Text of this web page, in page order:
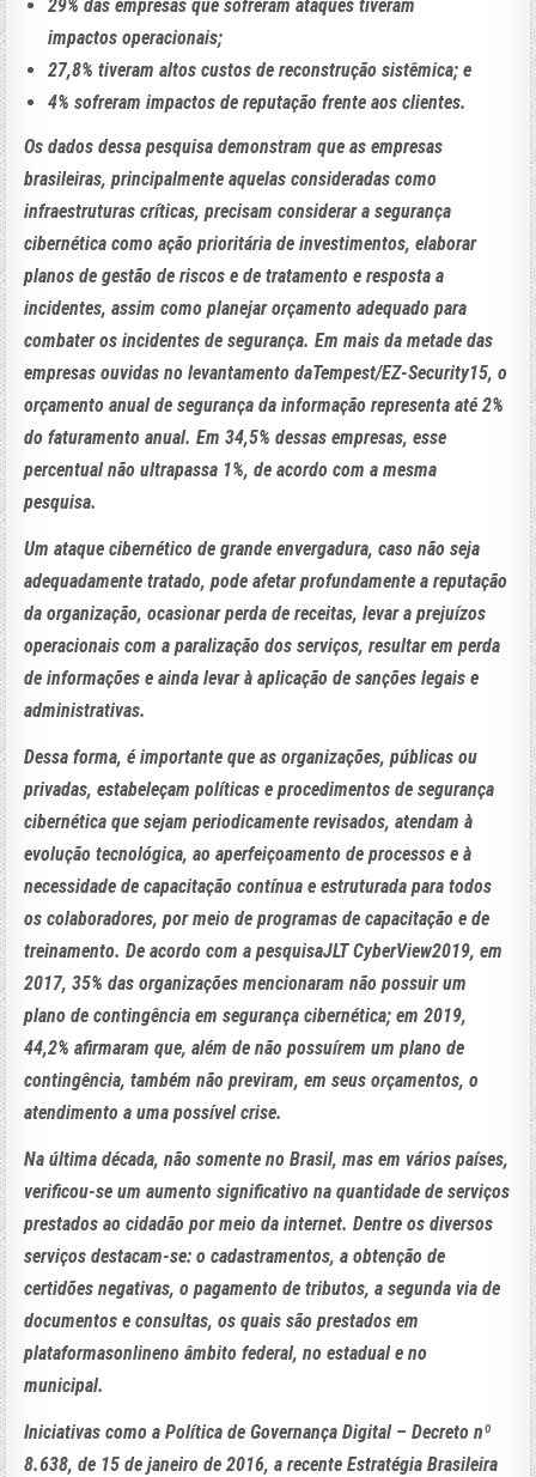
29% das empresas que sofreram ataques tiveram
impactos operacionais;
27,8% tiveram altos custos de reconstrução sistêmica; e
4% sofreram impactos de reputação frente aos clientes.
Os dados dessa pesquisa demonstram que as empresas
brasileiras, principalmente aquelas consideradas como
infraestruturas críticas, precisam considerar a segurança
cibernética como ação prioritária de investimentos, elaborar
planos de gestão de riscos e de tratamento e resposta a
incidentes, assim como planejar orçamento adequado para
combater os incidentes de segurança. Em mais da metade das
empresas ouvidas no levantamento daTempest/EZ-Security15, o
orçamento anual de segurança da informação representa até 2%
do faturamento anual. Em 34,5% dessas empresas, esse
percentual não ultrapassa 1%, de acordo com a mesma
pesquisa.
Um ataque cibernético de grande envergadura, caso não seja
adequadamente tratado, pode afetar profundamente a reputação
da organização, ocasionar perda de receitas, levar a prejuízos
operacionais com a paralização dos serviços, resultar em perda
de informações e ainda levar à aplicação de sanções legais e
administrativas.
Dessa forma, é importante que as organizações, públicas ou
privadas, estabeleçam políticas e procedimentos de segurança
cibernética que sejam periodicamente revisados, atendam à
evolução tecnológica, ao aperfeiçoamento de processos e à
necessidade de capacitação contínua e estruturada para todos
os colaboradores, por meio de programas de capacitação e de
treinamento. De acordo com a pesquisaJLT CyberView2019, em
2017, 35% das organizações mencionaram não possuir um
plano de contingência em segurança cibernética; em 2019,
44,2% afirmaram que, além de não possuírem um plano de
contingência, também não previram, em seus orçamentos, o
atendimento a uma possível crise.
Na última década, não somente no Brasil, mas em vários países,
verificou-se um aumento significativo na quantidade de serviços
prestados ao cidadão por meio da internet. Dentre os diversos
serviços destacam-se: o cadastramentos, a obtenção de
certidões negativas, o pagamento de tributos, a segunda via de
documentos e consultas, os quais são prestados em
plataformasonlineno âmbito federal, no estadual e no
municipal.
Iniciativas como a Política de Governança Digital – Decreto nº
8.638, de 15 de janeiro de 2016, a recente Estratégia Brasileira